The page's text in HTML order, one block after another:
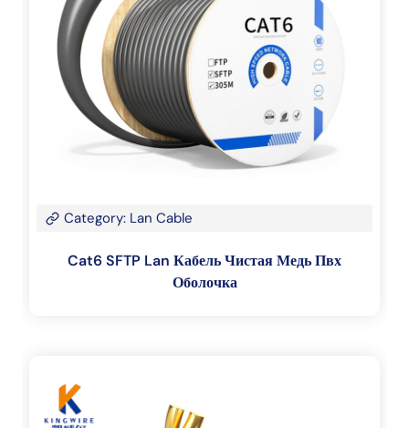
Category: Lan Cable
Cat6 SFTP Lan Кабель Чистая Медь Пвх
Оболочка